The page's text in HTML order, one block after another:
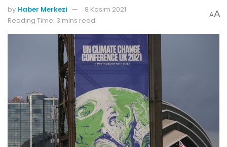
by Haber Merkezi
8 Kasım 2021
Reading Time: 3 mins read
AA